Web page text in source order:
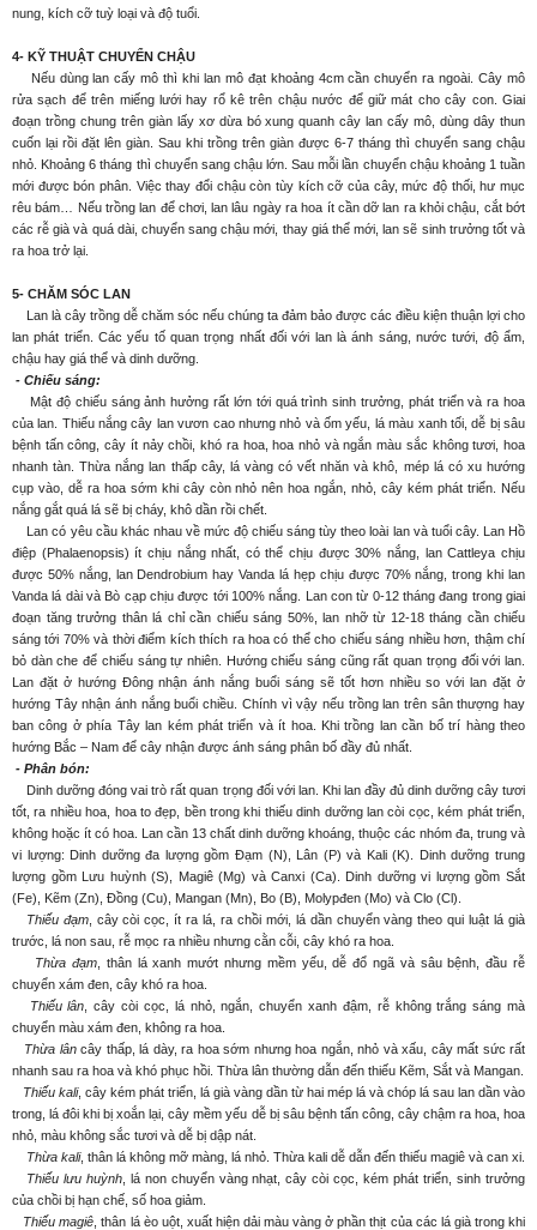
nung, kích cỡ tuỳ loại và độ tuổi.
4- KỸ THUẬT CHUYỂN CHẬU
Nếu dùng lan cấy mô thì khi lan mô đạt khoảng 4cm cần chuyển ra ngoài. Cây mô
rửa sạch để trên miếng lưới hay rổ kê trên chậu nước để giữ mát cho cây con. Giai
đoạn trồng chung trên giàn lấy xơ dừa bó xung quanh cây lan cấy mô, dùng dây thun
cuốn lại rồi đặt lên giàn. Sau khi trồng trên giàn được 6-7 tháng thì chuyển sang chậu
nhỏ. Khoảng 6 tháng thì chuyển sang chậu lớn. Sau mỗi lần chuyển chậu khoảng 1 tuần
mới được bón phân. Việc thay đổi chậu còn tùy kích cỡ của cây, mức độ thối, hư mục
rêu bám… Nếu trồng lan để chơi, lan lâu ngày ra hoa ít cần dỡ lan ra khỏi chậu, cắt bớt
các rễ già và quá dài, chuyển sang chậu mới, thay giá thể mới, lan sẽ sinh trưởng tốt và
ra hoa trở lại.
5- CHĂM SÓC LAN
Lan là cây trồng dễ chăm sóc nếu chúng ta đảm bảo được các điều kiện thuận lợi cho
lan phát triển. Các yếu tố quan trọng nhất đối với lan là ánh sáng, nước tưới, độ ẩm,
chậu hay giá thể và dinh dưỡng.
- Chiếu sáng:
Mật độ chiếu sáng ảnh hưởng rất lớn tới quá trình sinh trưởng, phát triển và ra hoa
của lan. Thiếu nắng cây lan vươn cao nhưng nhỏ và ốm yếu, lá màu xanh tối, dễ bị sâu
bệnh tấn công, cây ít nảy chồi, khó ra hoa, hoa nhỏ và ngắn màu sắc không tươi, hoa
nhanh tàn. Thừa nắng lan thấp cây, lá vàng có vết nhăn và khô, mép lá có xu hướng
cụp vào, dễ ra hoa sớm khi cây còn nhỏ nên hoa ngắn, nhỏ, cây kém phát triển. Nếu
nắng gắt quá lá sẽ bị cháy, khô dần rồi chết.
Lan có yêu cầu khác nhau về mức độ chiếu sáng tùy theo loài lan và tuổi cây. Lan Hồ
điệp (Phalaenopsis) ít chịu nắng nhất, có thể chịu được 30% nắng, lan Cattleya chịu
được 50% nắng, lan Dendrobium hay Vanda lá hẹp chịu được 70% nắng, trong khi lan
Vanda lá dài và Bò cạp chịu được tới 100% nắng. Lan con từ 0-12 tháng đang trong giai
đoạn tăng trưởng thân lá chỉ cần chiếu sáng 50%, lan nhỡ từ 12-18 tháng cần chiếu
sáng tới 70% và thời điểm kích thích ra hoa có thể cho chiếu sáng nhiều hơn, thậm chí
bỏ dàn che để chiếu sáng tự nhiên. Hướng chiếu sáng cũng rất quan trọng đối với lan.
Lan đặt ở hướng Đông nhận ánh nắng buổi sáng sẽ tốt hơn nhiều so với lan đặt ở
hướng Tây nhận ánh nắng buổi chiều. Chính vì vậy nếu trồng lan trên sân thượng hay
ban công ở phía Tây lan kém phát triển và ít hoa. Khi trồng lan cần bố trí hàng theo
hướng Bắc – Nam để cây nhận được ánh sáng phân bố đầy đủ nhất.
- Phân bón:
Dinh dưỡng đóng vai trò rất quan trọng đối với lan. Khi lan đầy đủ dinh dưỡng cây tươi
tốt, ra nhiều hoa, hoa to đẹp, bền trong khi thiếu dinh dưỡng lan còi cọc, kém phát triển,
không hoặc ít có hoa. Lan cần 13 chất dinh dưỡng khoáng, thuộc các nhóm đa, trung và
vi lượng: Dinh dưỡng đa lượng gồm Đạm (N), Lân (P) và Kali (K). Dinh dưỡng trung
lượng gồm Lưu huỳnh (S), Magiê (Mg) và Canxi (Ca). Dinh dưỡng vi lượng gồm Sắt
(Fe), Kẽm (Zn), Đồng (Cu), Mangan (Mn), Bo (B), Molypđen (Mo) và Clo (Cl).
Thiếu đạm, cây còi cọc, ít ra lá, ra chồi mới, lá dần chuyển vàng theo qui luật lá già
trước, lá non sau, rễ mọc ra nhiều nhưng cằn cỗi, cây khó ra hoa.
Thừa đạm , thân lá xanh mướt nhưng mềm yếu, dễ đổ ngã và sâu bệnh, đầu rễ
chuyển xám đen, cây khó ra hoa.
Thiếu lân , cây còi cọc, lá nhỏ, ngắn, chuyển xanh đậm, rễ không trắng sáng mà
chuyển màu xám đen, không ra hoa.
Thừa lâncây thấp, lá dày, ra hoa sớm nhưng hoa ngắn, nhỏ và xấu, cây mất sức rất
nhanh sau ra hoa và khó phục hồi. Thừa lân thường dẫn đến thiếu Kẽm, Sắt và Mangan.
Thiếu kali, cây kém phát triển, lá già vàng dần từ hai mép lá và chóp lá sau lan dần vào
trong, lá đôi khi bị xoắn lại, cây mềm yếu dễ bị sâu bệnh tấn công, cây chậm ra hoa, hoa
nhỏ, màu không sắc tươi và dễ bị dập nát.
Thừa kali, thân lá không mỡ màng, lá nhỏ. Thừa kali dễ dẫn đến thiếu magiê và can xi.
Thiếu lưu huỳnh, lá non chuyển vàng nhạt, cây còi cọc, kém phát triển, sinh trưởng
của chồi bị hạn chế, số hoa giảm.
Thiếu magiê , thân lá èo uột, xuất hiện dải màu vàng ở phần thịt của các lá già trong khi